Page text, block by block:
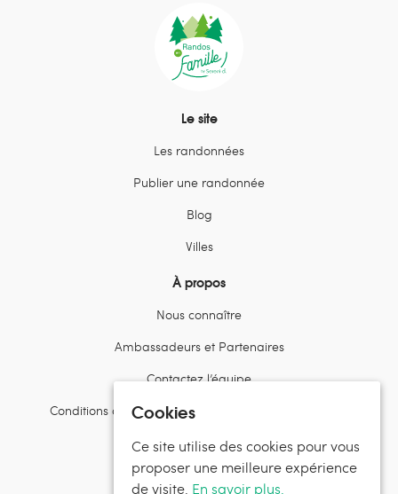
Le site
Les randonnées
Publier une randonnée
Blog
Villes
À propos
Nous connaître
Ambassadeurs et Partenaires
Contactez l’équipe
Conditions d’utilisation et politiques de confidentialité
Suivez Randos en Famille
Cookies
Ce site utilise des cookies pour vous
proposer une meilleure expérience
de visite. En savoir plus.